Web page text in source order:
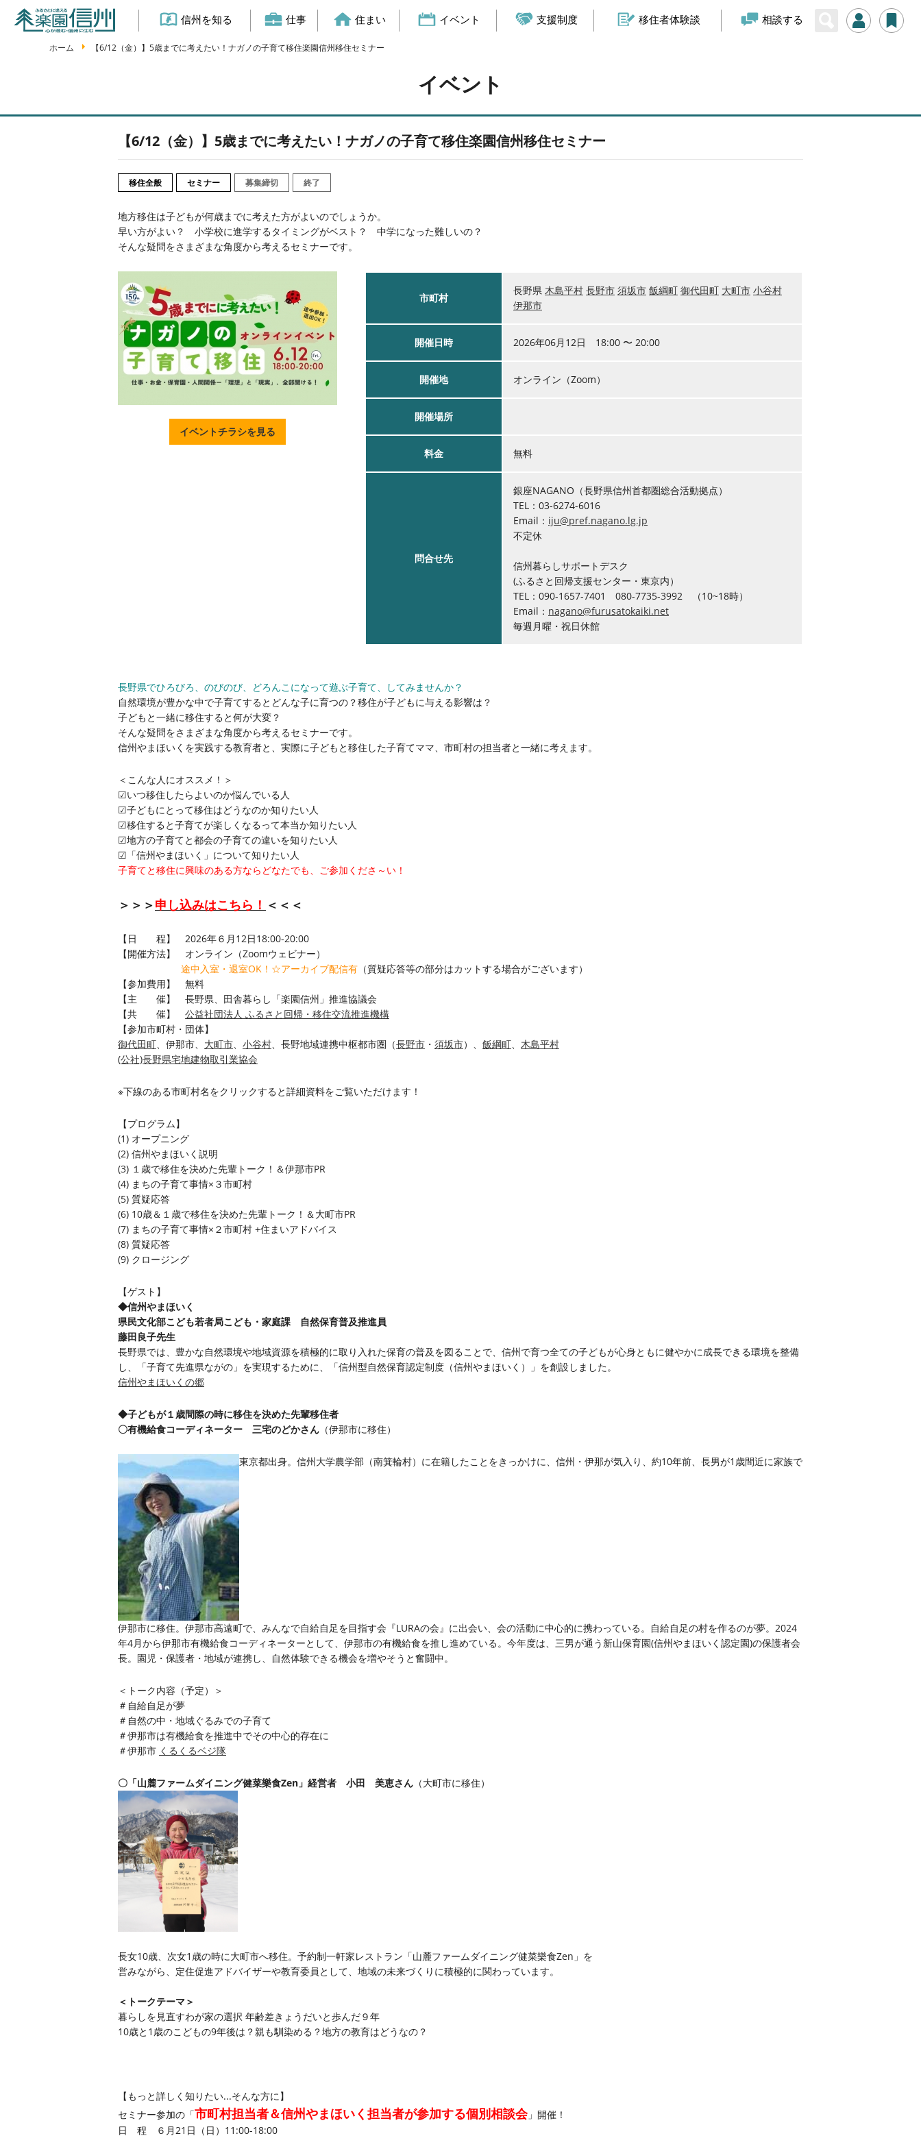
信州を知る 仕事 住まい イベント 支援制度 移住者体験談 相談する
ホーム 【6/12（金）】5歳までに考えたい！ナガノの子育て移住楽園信州移住セミナー
イベント
【6/12（金）】5歳までに考えたい！ナガノの子育て移住楽園信州移住セミナー
移住全般 セミナー 募集締切 終了
地方移住は子どもが何歳までに考えた方がよいのでしょうか。
早い方がよい？ 小学校に進学するタイミングがベスト？ 中学になった難しいの？
そんな疑問をさまざまな角度から考えるセミナーです。
イベントチラシを見る
市町村
長野県 木島平村 長野市 須坂市 飯綱町 御代田町 大町市 小谷村
伊那市
開催日時 2026年06月12日 18:00 〜 20:00
開催地 オンライン（Zoom）
開催場所
料金 無料
問合せ先
銀座NAGANO（長野県信州首都圏総合活動拠点）
TEL：03-6274-6016
Email： iju@pref.nagano.lg.jp
不定休
信州暮らしサポートデスク
(ふるさと回帰支援センター・東京内）
TEL：090-1657-7401 080-7735-3992 （10~18時）
Email： nagano@furusatokaiki.net
毎週月曜・祝日休館
長野県でひろびろ、のびのび、どろんこになって遊ぶ子育て、してみませんか？
自然環境が豊かな中で子育てするとどんな子に育つの？移住が子どもに与える影響は？
子どもと一緒に移住すると何が大変？
そんな疑問をさまざまな角度から考えるセミナーです。
信州やまほいくを実践する教育者と、実際に子どもと移住した子育てママ、市町村の担当者と一緒に考えます。
＜こんな人にオススメ！＞
☑いつ移住したらよいのか悩んでいる人
☑子どもにとって移住はどうなのか知りたい人
☑移住すると子育てが楽しくなるって本当か知りたい人
☑地方の子育てと都会の子育ての違いを知りたい人
☑「信州やまほいく」について知りたい人
子育てと移住に興味のある方ならどなたでも、ご参加くださ～い！
＞＞＞申し込みはこちら！ ＜＜＜
【日 程】 2026年６月12日18:00-20:00
【開催方法】 オンライン（Zoomウェビナー）
途中入室・退室OK！☆アーカイブ配信有 （質疑応答等の部分はカットする場合がございます）
【参加費用】 無料
【主 催】 長野県、田舎暮らし「楽園信州」推進協議会
【共 催】 公益社団法人 ふるさと回帰・移住交流推進機構
【参加市町村・団体】
御代田町、伊那市、 大町市、 小谷村、長野地域連携中枢都市圏（長野市 ・ 須坂市）、 飯綱町、 木島平村
(公社)長野県宅地建物取引業協会
※下線のある市町村名をクリックすると詳細資料をご覧いただけます！
【プログラム】
(1) オープニング
(2) 信州やまほいく説明
(3) １歳で移住を決めた先輩トーク！＆伊那市PR
(4) まちの子育て事情×３市町村
(5) 質疑応答
(6) 10歳＆１歳で移住を決めた先輩トーク！＆大町市PR
(7) まちの子育て事情×２市町村 +住まいアドバイス
(8) 質疑応答
(9) クロージング
【ゲスト】
◆信州やまほいく
県民文化部こども若者局こども・家庭課 自然保育普及推進員
藤田良子先生
長野県では、豊かな自然環境や地域資源を積極的に取り入れた保育の普及を図ることで、信州で育つ全ての子どもが心身ともに健やかに成長できる環境を整備
し、「子育て先進県ながの」を実現するために、「信州型自然保育認定制度（信州やまほいく）」を創設しました。
信州やまほいくの郷
◆子どもが１歳間際の時に移住を決めた先輩移住者
〇有機給食コーディネーター 三宅のどかさん （伊那市に移住）
東京都出身。信州大学農学部（南箕輪村）に在籍したことをきっかけに、信州・伊那が気入り、約10年前、長男が1歳間近に家族で
伊那市に移住。伊那市高遠町で、みんなで自給自足を目指す会『LURAの会』に出会い、会の活動に中心的に携わっている。自給自足の村を作るのが夢。2024
年4月から伊那市有機給食コーディネーターとして、伊那市の有機給食を推し進めている。今年度は、三男が通う新山保育園(信州やまほいく認定園)の保護者会
長。園児・保護者・地域が連携し、自然体験できる機会を増やそうと奮闘中。
＜トーク内容（予定）＞
＃自給自足が夢
＃自然の中・地域ぐるみでの子育て
＃伊那市は有機給食を推進中でその中心的存在に
＃伊那市 くるくるベジ隊
〇「山麓ファームダイニング健菜樂食Zen」経営者 小田 美恵さん （大町市に移住）
長女10歳、次女1歳の時に大町市へ移住。予約制一軒家レストラン「山麓ファームダイニング健菜樂食Zen」を
営みながら、定住促進アドバイザーや教育委員として、地域の未来づくりに積極的に関わっています。
＜トークテーマ＞
暮らしを見直すわが家の選択 年齢差きょうだいと歩んだ９年
10歳と1歳のこどもの9年後は？親も馴染める？地方の教育はどうなの？
【もっと詳しく知りたい...そんな方に】
セミナー参加の「市町村担当者＆信州やまほいく担当者が参加する個別相談会」開催！
日 程 ６月21日（日）11:00-18:00